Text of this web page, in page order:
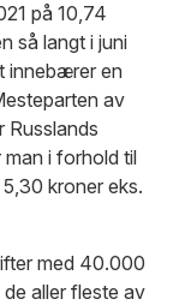
på 10,74
så langt i juni
innebærer en
av
Russlands
i forhold til
kroner eks.
med 40.000
aller fleste av